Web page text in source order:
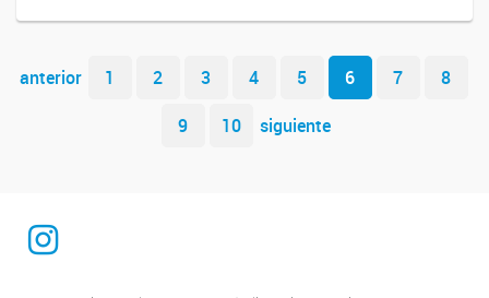
Navegador de artículos
anterior 1 2 3 4 5 6 7
8
9
10 siguiente
INTEQUI